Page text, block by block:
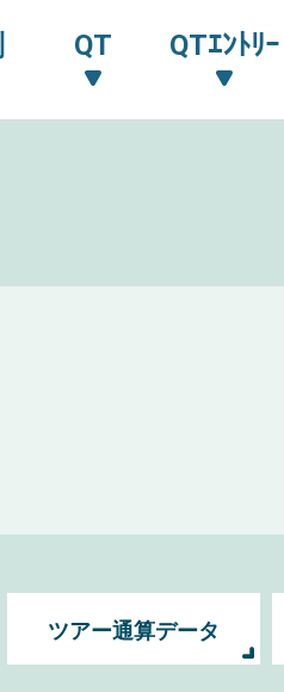
QT QTｴﾝﾄﾘｰ
ツアー通算データ